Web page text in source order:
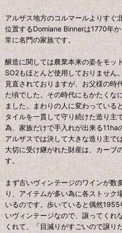
アルザス地方のコルマールよりすぐ
位置するDomiane Binnerは1770年
常に名門の家族です。
醸造に関しては農業本来の姿をモッ
SO2もほとんど使用しておりません
見直されておりますが、お父様の時
た頃でした。その時代にもかたくな
ました。まわりの人に変わっている
タイルを一貫して守り続けた造り主
為、家族だけで手入れが出来る11ha
アルザスでは決して大きな造り主で
大切に受け継がれた財産は、カーブ
す。
まず古いヴィンテージのワインが数
り、アイテムが多い為に各ストック
いるのです。歩いていると偶然
いヴィンテージなので、譲ってくれ
くれて、「目減りがすごいので譲り